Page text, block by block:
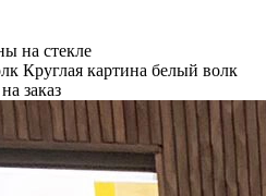
на стекле
Круглая картина белый волк
заказ